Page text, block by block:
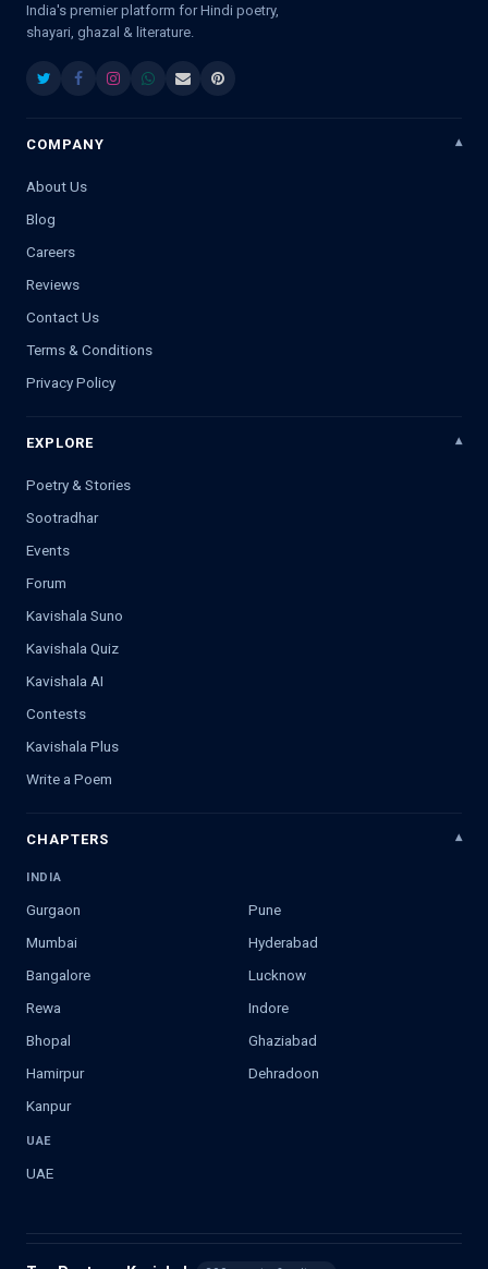
India's premier platform for Hindi poetry,
shayari, ghazal & literature.
COMPANY
About Us
Blog
Careers
Reviews
Contact Us
Terms & Conditions
Privacy Policy
EXPLORE
Poetry & Stories
Sootradhar
Events
Forum
Kavishala Suno
Kavishala Quiz
Kavishala AI
Contests
Kavishala Plus
Write a Poem
CHAPTERS
INDIA
Gurgaon
Pune
Mumbai
Hyderabad
Bangalore
Lucknow
Rewa
Indore
Bhopal
Ghaziabad
Hamirpur
Dehradoon
Kanpur
UAE
UAE